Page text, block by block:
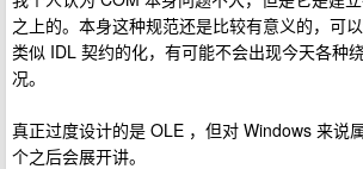
之上的。本身这种规范还是比较有意义的，可
类似 IDL 契约的化，有可能不会出现今天各种
况。
真正过度设计的是 OLE ，但对 Windows 来说
个之后会展开讲。